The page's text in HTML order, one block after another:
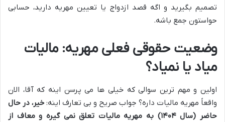
تصمیم بگیرید و اگه قصد ازدواج یا تعیین مهریه دارید، حسابی
حواستون جمع باشه.
وضعیت حقوقی فعلی مهریه: مالیات
میاد یا نمیاد؟
اولین و مهم ترین سوالی که خیلی ها می پرسن اینه که آقا، الان
واقعاً مهریه مالیات داره؟ جواب صریح و بی تعارف اینه: خیر، در حال
حاضر (سال ۱۴۰۴) به مهریه مالیات تعلق نمی گیره و معاف از